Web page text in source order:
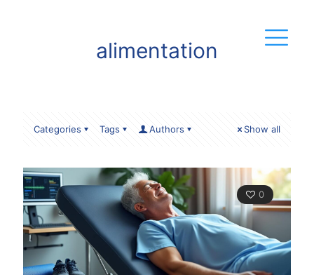
alimentation
Categories Tags Authors Show all
0